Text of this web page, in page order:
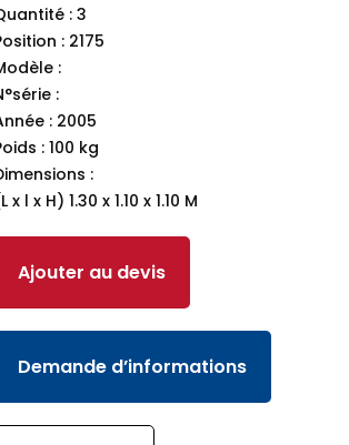
: 3
: 2175
:
:
: 2005
: 100 kg
:
x l x H) 1.30 x 1.10 x 1.10 M
Ajouter au devis
Demande d’informations